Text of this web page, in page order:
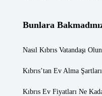
Bunlara
Nasıl Kıbrıs Vatandaşı
Kıbrıs’tan Ev Alma
Kıbrıs Ev Fiyatları Ne